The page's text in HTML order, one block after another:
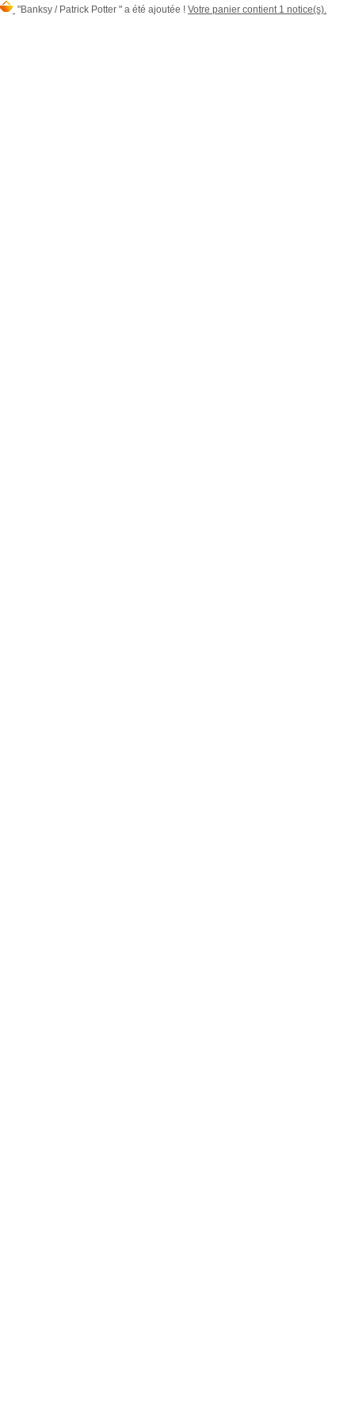
"Banksy / Patrick Potter " a été ajoutée ! Votre panier contient 1 notice(s).